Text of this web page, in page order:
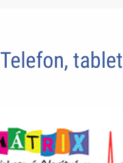
Telefon, tablet